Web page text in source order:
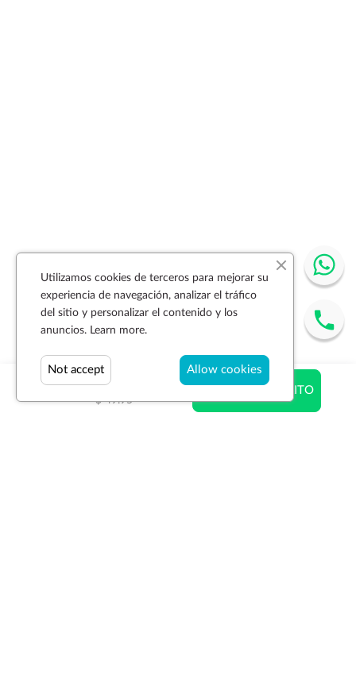
$ 49.95
$ 49.95
AÑADIR AL CARRITO
Utilizamos cookies de terceros para mejorar su
experiencia de navegación, analizar el tráfico
del sitio y personalizar el contenido y los
anuncios. Learn more.
Allow cookies
Not accept